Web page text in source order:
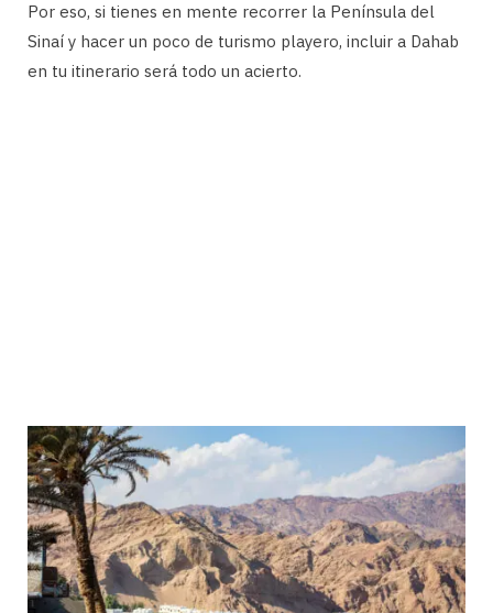
Por eso, si tienes en mente recorrer la Península del
Sinaí y hacer un poco de turismo playero, incluir a Dahab
en tu itinerario será todo un acierto.